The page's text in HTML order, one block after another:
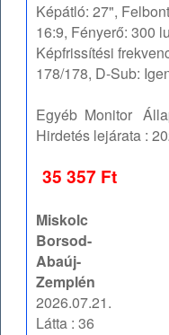
Képátló: 27",
16:9, Fényerő: 300
Képfrissítési
178/178, D-Sub:
Egyéb Monitor
Hirdetés lejárata :
35 357 Ft
Miskolc
Borsod-
Abaúj-
Zemplén
2026.07.21.
Látta : 36